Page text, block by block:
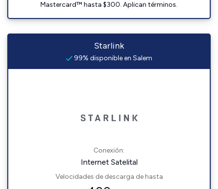
Mastercard™ hasta $300. Aplican términos.
Starlink
99% disponible en Salem
Conexión:
Internet Satelital
Velocidades de descarga de hasta